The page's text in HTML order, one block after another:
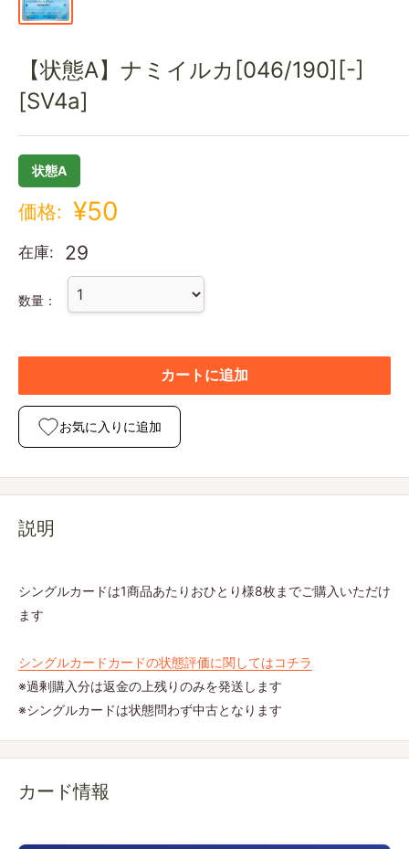
【状態A】ナミイルカ[046/190][-]
[SV4a]
状態A
価格: ¥50
在庫: 29
数量：
カートに追加
お気に入りに追加
説明
シングルカードは1商品あたりおひとり様8枚までご購入いただけ
ます
シングルカードカードの状態評価に関してはコチラ
※過剰購入分は返金の上残りのみを発送します
※シングルカードは状態問わず中古となります
カード情報